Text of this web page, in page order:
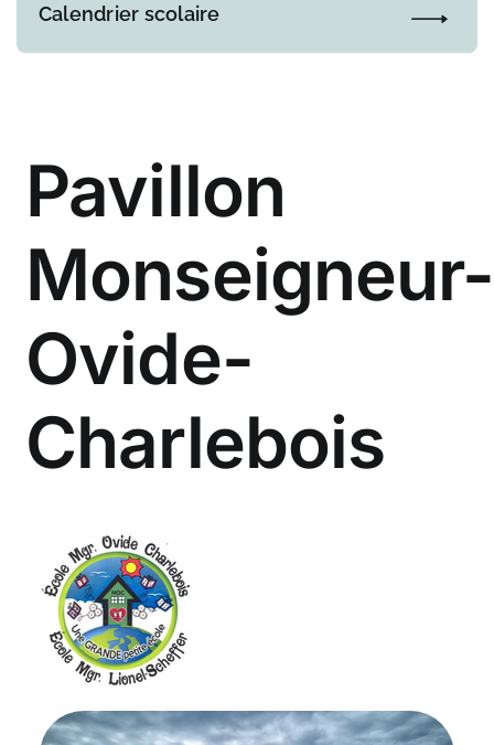
Calendrier scolaire
Pavillon
Monseigneur-
Ovide-
Charlebois